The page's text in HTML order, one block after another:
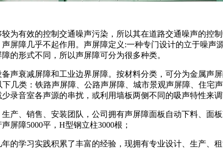
为有效的控制交通噪声污染，所以其在道路交通噪声的控
屏障几乎不起作用。声屏障定义:一种专门设计的立于噪
的形式不同，所以声屏障可分为很多种类。
声衰减屏障和工业边界屏障。按材料分类，可分为金属声
几类：铁路声屏障、公路声屏障、城市景观声屏障、住
录音室各声源的串扰，或利用墙板两侧不同的吸声特性来调
产、销售、安装团队，公司拥有声屏障面板自动下料、
屏障5000平，H型钢立柱3000根；
的学习实践积累了丰富的经验，现拥有专业设计、生产、